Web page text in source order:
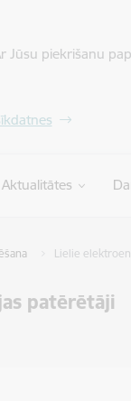
piekrišanu
Aktualitātes
Lielie
patērētāji